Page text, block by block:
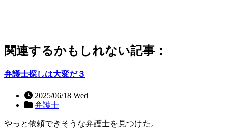
関連するかもしれない記事：
弁護士探しは大変だ３
2025/06/18 Wed
弁護士
やっと依頼できそうな弁護士を見つけた。